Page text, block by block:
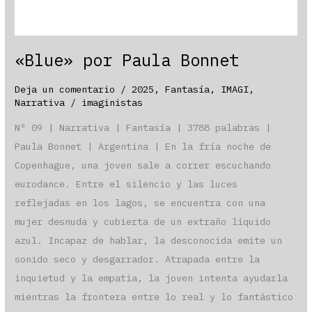
«Blue» por Paula Bonnet
Deja un comentario / 2025 ,Fantasía , IMAGI,
Narrativa / imaginistas
Nº 09 | Narrativa | Fantasía | 3788 palabras |
Paula Bonnet | Argentina | En la fría noche de
Copenhague, una joven sale a correr escuchando
eurodance. Entre el silencio y las luces
reflejadas en los lagos, se encuentra con una
mujer desnuda y cubierta de un extraño líquido
azul. Incapaz de hablar, la desconocida emite un
sonido seco y desgarrador. Atrapada entre la
inquietud y la empatía, la joven intenta ayudarla
mientras la frontera entre lo real y lo fantástico